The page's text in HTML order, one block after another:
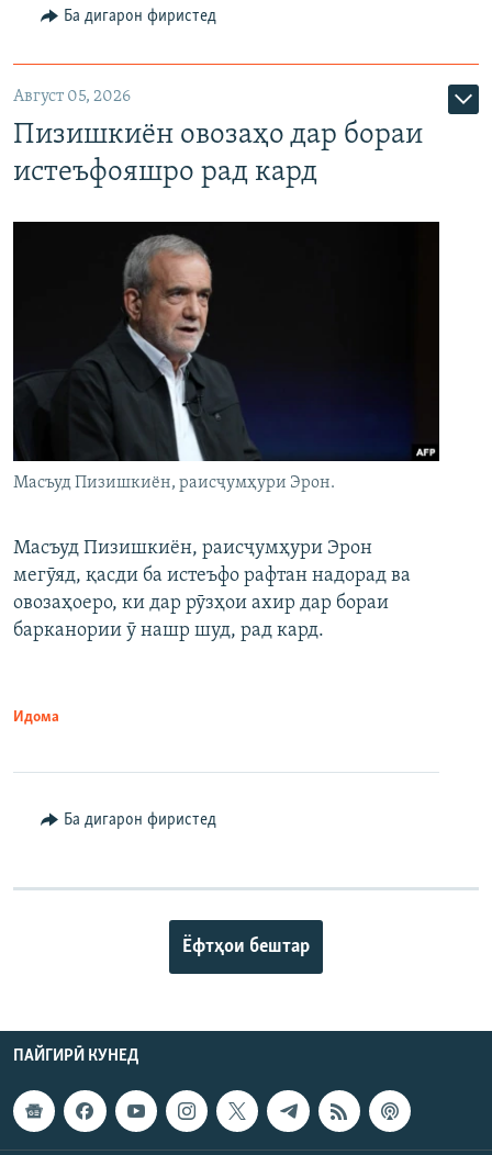
Ба дигарон фиристед
Август 05, 2026
Пизишкиён овозаҳо дар бораи
истеъфояшро рад кард
Масъуд Пизишкиён, раисҷумҳури Эрон.
Масъуд Пизишкиён, раисҷумҳури Эрон
мегӯяд, қасди ба истеъфо рафтан надорад ва
овозаҳоеро, ки дар рӯзҳои ахир дар бораи
барканории ӯ нашр шуд, рад кард.
Идома
Ба дигарон фиристед
Ёфтҳои бештар
ПАЙГИРӢ КУНЕД